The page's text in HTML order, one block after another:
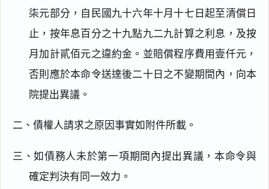
柒元部分，自民國九十六年十月十七日起至清償日
止，按年息百分之十九點九二九計算之利息，及按
月加計貳佰元之違約金。並賠償程序費用壹仟元，
否則應於本命令送達後二十日之不變期間內，向本
院提出異議。
二、債權人請求之原因事實如附件所載。
三、如債務人未於第一項期間內提出異議，本命令與
確定判決有同一效力。